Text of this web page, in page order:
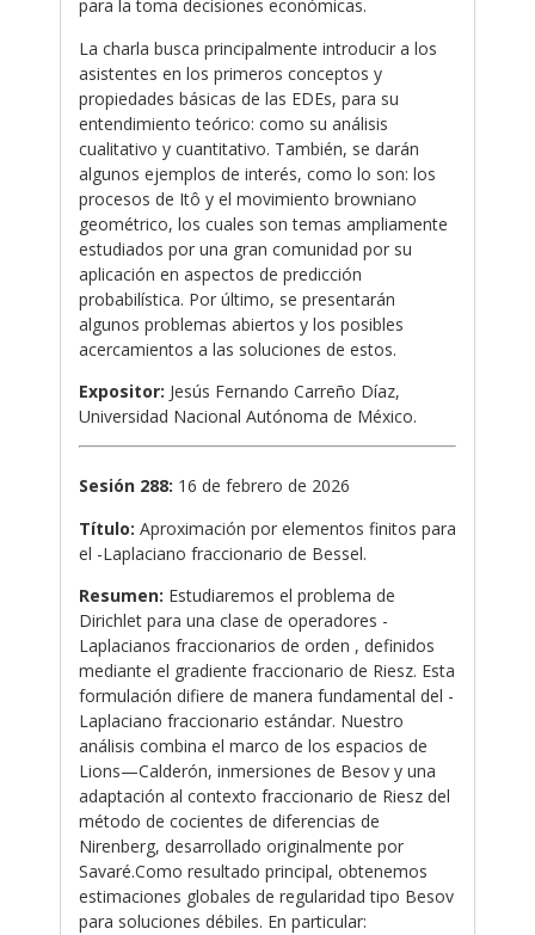
para la toma decisiones económicas.
La charla busca principalmente introducir a los
asistentes en los primeros conceptos y
propiedades básicas de las EDEs, para su
entendimiento teórico: como su análisis
cualitativo y cuantitativo. También, se darán
algunos ejemplos de interés, como lo son: los
procesos de Itô y el movimiento browniano
geométrico, los cuales son temas ampliamente
estudiados por una gran comunidad por su
aplicación en aspectos de predicción
probabilística. Por último, se presentarán
algunos problemas abiertos y los posibles
acercamientos a las soluciones de estos.
Expositor: Jesús Fernando Carreño Díaz,
Universidad Nacional Autónoma de México.
Sesión 288: 16 de febrero de 2026
Título: Aproximación por elementos finitos para
el -Laplaciano fraccionario de Bessel.
Resumen: Estudiaremos el problema de
Dirichlet para una clase de operadores -
Laplacianos fraccionarios de orden , definidos
mediante el gradiente fraccionario de Riesz. Esta
formulación difiere de manera fundamental del -
Laplaciano fraccionario estándar. Nuestro
análisis combina el marco de los espacios de
Lions—Calderón, inmersiones de Besov y una
adaptación al contexto fraccionario de Riesz del
método de cocientes de diferencias de
Nirenberg, desarrollado originalmente por
Savaré.Como resultado principal, obtenemos
estimaciones globales de regularidad tipo Besov
para soluciones débiles. En particular: